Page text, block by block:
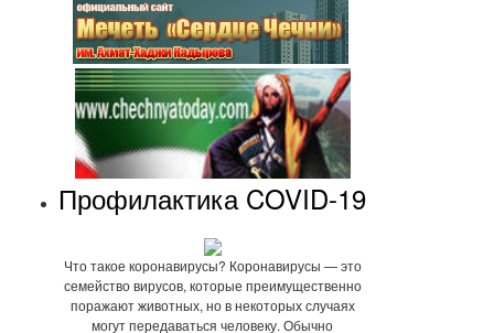
Профилактика COVID-19
Что такое коронавирусы? Коронавирусы — это
семейство вирусов, которые преимущественно
поражают животных, но в некоторых случаях
могут передаваться человеку. Обычно